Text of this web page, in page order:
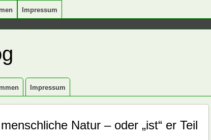
Impressum
Impressum
Natur – oder „ist“ er Teil